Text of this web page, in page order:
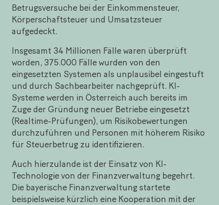
Betrugsversuche bei der Einkommensteuer,
Körperschaftsteuer und Umsatzsteuer
aufgedeckt.
Insgesamt 34 Millionen Fälle waren überprüft
worden, 375.000 Fälle wurden von den
eingesetzten Systemen als unplausibel eingestuft
und durch Sachbearbeiter nachgeprüft. KI-
Systeme werden in Österreich auch bereits im
Zuge der Gründung neuer Betriebe eingesetzt
(Realtime-Prüfungen), um Risikobewertungen
durchzuführen und Personen mit höherem Risiko
für Steuerbetrug zu identifizieren.
Auch hierzulande ist der Einsatz von KI-
Technologie von der Finanzverwaltung begehrt.
Die bayerische Finanzverwaltung startete
beispielsweise kürzlich eine Kooperation mit der